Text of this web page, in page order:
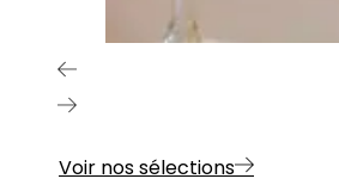
Voir nos sélections